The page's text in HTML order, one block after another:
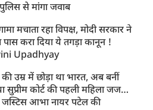
तस्कर गिरफ्तार, 21 किलो गांजा
से मांगा जवाब
मचाता रहा विपक्ष, मोदी सरकार ने
पास करा दिया ये तगड़ा कानून !
Upadhyay
उम्र में छोड़ा था भारत, अब बनीं
सुप्रीम कोर्ट की पहली महिला जज…
जस्टिस आभा नायर पटेल की